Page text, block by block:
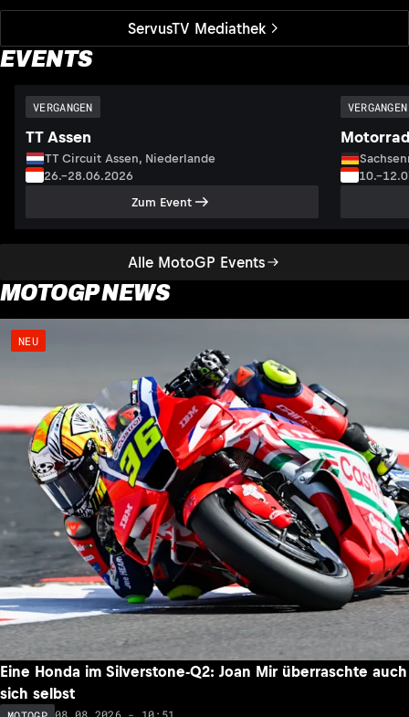
ServusTV Mediathek
EVENTS
Alle MotoGP Events
VERGANGEN
TT Assen
TT Circuit Assen, Niederlande
26.–28.06.2026
Zum Event
VERGANGEN
MOTOGP NEWS
NEU
Eine Honda im Silverstone-Q2: Joan Mir überraschte auch
sich selbst